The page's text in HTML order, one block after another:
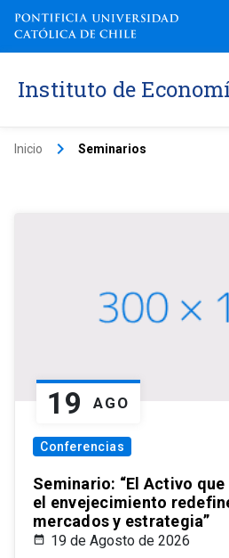
Instituto de
Inicio keyboard_arrow_right Seminarios
19 AGO
Conferencias
Seminario: “El Activo
el envejecimiento
mercados y estrategia”
19 de Agosto de 2026